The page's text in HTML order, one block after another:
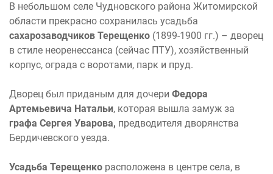
В небольшом селе Чудновского района Житомирской
области прекрасно сохранилась усадьба
сахарозаводчиков Терещенко (1899-1900 гг.) – дворец
в стиле неоренессанса (сейчас ПТУ), хозяйственный
корпус, ограда с воротами, парк и пруд.
Дворец был приданым для дочери Федора
Артемьевича Натальи, которая вышла замуж за
графа Сергея Уварова, предводителя дворянства
Бердичевского уезда.
Усадьба Терещенко расположена в центре села, в